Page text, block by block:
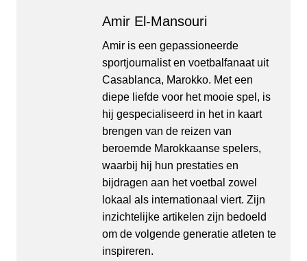
Amir El-Mansouri
Amir is een gepassioneerde
sportjournalist en voetbalfanaat uit
Casablanca, Marokko. Met een
diepe liefde voor het mooie spel, is
hij gespecialiseerd in het in kaart
brengen van de reizen van
beroemde Marokkaanse spelers,
waarbij hij hun prestaties en
bijdragen aan het voetbal zowel
lokaal als internationaal viert. Zijn
inzichtelijke artikelen zijn bedoeld
om de volgende generatie atleten te
inspireren.